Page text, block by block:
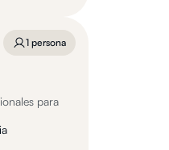
para
1 persona